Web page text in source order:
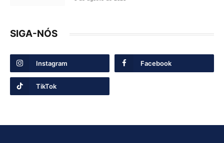
SIGA-NÓS
Instagram Facebook
TikTok